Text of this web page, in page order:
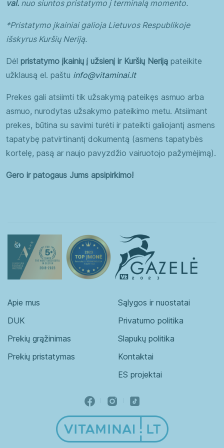
val. nuo siuntos pristatymo į terminalą momento.
*Pristatymo įkainiai galioja Lietuvos Respublikoje
išskyrus Kuršių Neriją.
Dėl pristatymo įkainių į užsienį ir Kuršių Neriją pateikite
užklausą el. paštu info@vitaminai.lt
Prekes gali atsiimti tik užsakymą pateikęs asmuo arba
asmuo, nurodytas užsakymo pateikimo metu. Atsiimant
prekes, būtina su savimi turėti ir pateikti galiojantį asmens
tapatybę patvirtinantį dokumentą (asmens tapatybės
kortelę, pasą ar naujo pavyzdžio vairuotojo pažymėjimą).
Gero ir patogaus Jums apsipirkimo!
Apie mus
DUK
Prekių grąžinimas
Prekių pristatymas
Sąlygos ir nuostatai
Privatumo politika
Slapukų politika
Kontaktai
ES projektai